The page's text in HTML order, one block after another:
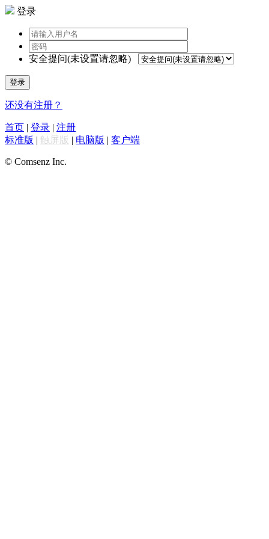
登录
安全提问(未设置请忽略)
登录
还没有注册？
首页 | 登录 | 注册
标准版 | 触屏版 | 电脑版 | 客户端
© Comsenz Inc.